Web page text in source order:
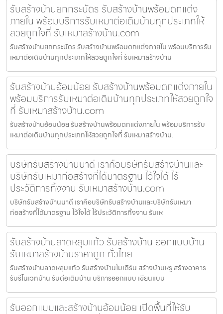
รับสร้างบ้านยกกระบัตร รับสร้างบ้านพร้อมตกแต่ง
ภายใน พร้อมบริการรับเหมาต่อเติมบ้านทุกประเภทให้
สวยถูกใจที่ รับเหมาสร้างบ้าน.com
รับสร้างบ้านยกกระบัตร รับสร้างบ้านพร้อมตกแต่งภายใน พร้อมบริการรับ
เหมาต่อเติมบ้านทุกประเภทให้สวยถูกใจที่ รับเหมาสร้างบ้าน
รับสร้างบ้านอ้อมน้อย รับสร้างบ้านพร้อมตกแต่งภายใน
พร้อมบริการรับเหมาต่อเติมบ้านทุกประเภทให้สวยถูกใจ
ที่ รับเหมาสร้างบ้าน.com
รับสร้างบ้านอ้อมน้อย รับสร้างบ้านพร้อมตกแต่งภายใน พร้อมบริการรับ
เหมาต่อเติมบ้านทุกประเภทให้สวยถูกใจที่ รับเหมาสร้างบ้าน.
บริษัทรับสร้างบ้านนาดี เราคือบริษัทรับสร้างบ้านและ
บริษัทรับเหมาก่อสร้างที่ได้มาตรฐาน ไว้ใจได้ ไร้
ประวัติการทิ้งงาน รับเหมาสร้างบ้าน.com
บริษัทรับสร้างบ้านนาดี เราคือบริษัทรับสร้างบ้านและบริษัทรับเหมา
ก่อสร้างที่ได้มาตรฐาน ไว้ใจได้ ไร้ประวัติการทิ้งงาน รับเห
รับสร้างบ้านลาดหลุมแก้ว รับสร้างบ้าน ออกแบบบ้าน
รับเหมาสร้างบ้านราคาถูก ทั่วไทย
รับสร้างบ้านลาดหลุมแก้ว รับสร้างบ้านโมเดิร์น สร้างบ้านหรู สร้างอาคาร
รับรีโนเวทบ้าน รับต่อเติมบ้าน บริการออกแบบ เขียนแบบ
รับออกแบบและสร้างบ้านอ้อมน้อย เปิดพื้นที่ให้รับ